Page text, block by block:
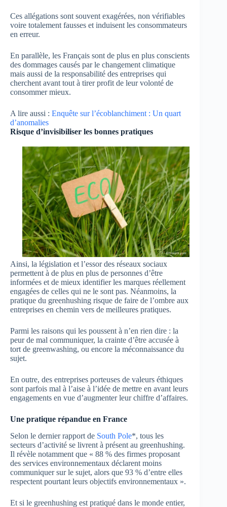
Ces allégations sont souvent exagérées, non vérifiables
voire totalement fausses et induisent les consommateurs
en erreur.
En parallèle, les Français sont de plus en plus conscients
des dommages causés par le changement climatique
mais aussi de la responsabilité des entreprises qui
cherchent avant tout à tirer profit de leur volonté de
consommer mieux.
A lire aussi : Enquête sur l’écoblanchiment : Un quart
d’anomalies
Risque d’invisibiliser les bonnes pratiques
Ainsi, la législation et l’essor des réseaux sociaux
permettent à de plus en plus de personnes d’être
informées et de mieux identifier les marques réellement
engagées de celles qui ne le sont pas. Néanmoins, la
pratique du greenhushing risque de faire de l’ombre aux
entreprises en chemin vers de meilleures pratiques.
Parmi les raisons qui les poussent à n’en rien dire : la
peur de mal communiquer, la crainte d’être accusée à
tort de greenwashing, ou encore la méconnaissance du
sujet.
En outre, des entreprises porteuses de valeurs éthiques
sont parfois mal à l’aise à l’idée de mettre en avant leurs
engagements en vue d’augmenter leur chiffre d’affaires.
Une pratique répandue en France
Selon le dernier rapport de South Pole*, tous les
secteurs d’activité se livrent à présent au greenhushing.
Il révèle notamment que « 88 % des firmes proposant
des services environnementaux déclarent moins
communiquer sur le sujet, alors que 93 % d’entre elles
respectent pourtant leurs objectifs environnementaux ».
Et si le greenhushing est pratiqué dans le monde entier,